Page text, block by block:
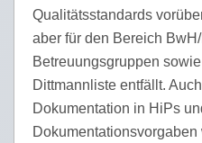
Qualitätsstandards
aber für den Bereich
Betreuungsgruppen
Dittmannliste entfällt.
Dokumentation in HiPs
Dokumentationsvorgaben